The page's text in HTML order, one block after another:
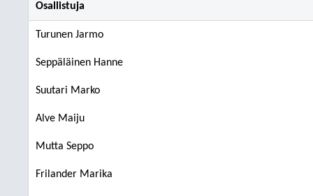
Osallistuja
Turunen Jarmo
Seppäläinen Hanne
Suutari Marko
Alve Maiju
Mutta Seppo
Frilander Marika